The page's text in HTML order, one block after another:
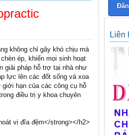
không chỉ gây khó chịu mà
ép, khiến mọi sinh hoạt
giải pháp hỗ trợ tại nhà như
lực lên các đốt sống và xoa
hạn của các công cụ hỗ
điều trị y khoa chuyên
vị đĩa đệm</strong></h2>
Liên